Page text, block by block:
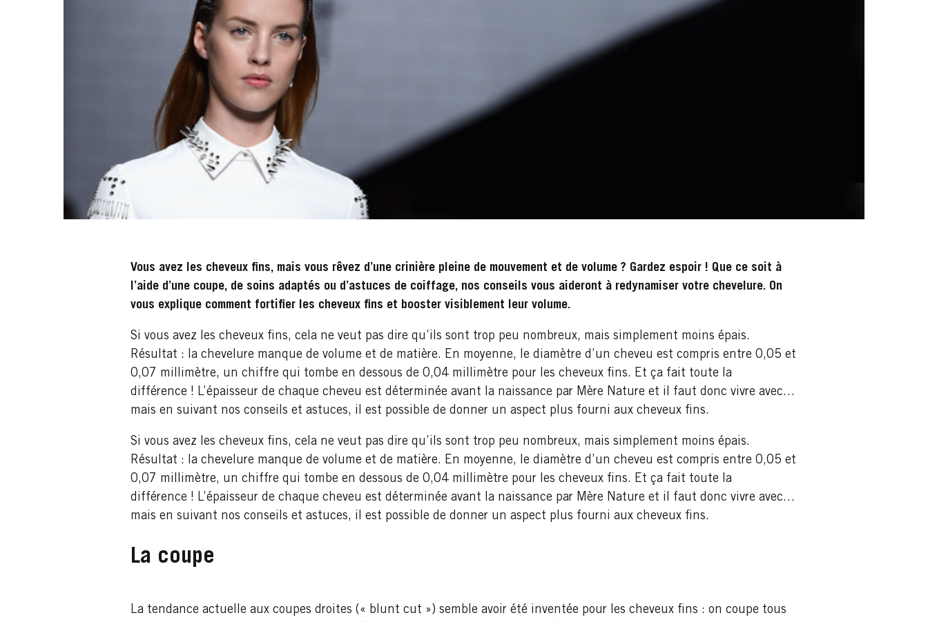
Vous avez les cheveux fins, mais vous rêvez d’une crinière pleine de mouvement et de volume ? Gardez espoir ! Que ce soit à
l’aide d’une coupe, de soins adaptés ou d’astuces de coiffage, nos conseils vous aideront à redynamiser votre chevelure. On
vous explique comment fortifier les cheveux fins et booster visiblement leur volume.
Si vous avez les cheveux fins, cela ne veut pas dire qu’ils sont trop peu nombreux, mais simplement moins épais.
Résultat : la chevelure manque de volume et de matière. En moyenne, le diamètre d’un cheveu est compris entre 0,05 et
0,07 millimètre, un chiffre qui tombe en dessous de 0,04 millimètre pour les cheveux fins. Et ça fait toute la
différence ! L’épaisseur de chaque cheveu est déterminée avant la naissance par Mère Nature et il faut donc vivre avec…
mais en suivant nos conseils et astuces, il est possible de donner un aspect plus fourni aux cheveux fins.
Si vous avez les cheveux fins, cela ne veut pas dire qu’ils sont trop peu nombreux, mais simplement moins épais.
Résultat : la chevelure manque de volume et de matière. En moyenne, le diamètre d’un cheveu est compris entre 0,05 et
0,07 millimètre, un chiffre qui tombe en dessous de 0,04 millimètre pour les cheveux fins. Et ça fait toute la
différence ! L’épaisseur de chaque cheveu est déterminée avant la naissance par Mère Nature et il faut donc vivre avec…
mais en suivant nos conseils et astuces, il est possible de donner un aspect plus fourni aux cheveux fins.
La coupe
La tendance actuelle aux coupes droites (« blunt cut ») semble avoir été inventée pour les cheveux fins : on coupe tous